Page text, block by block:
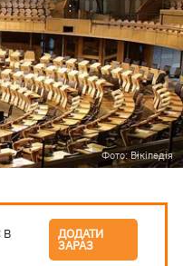
Фото: Вікіпедія
В ДОДАТИ
ЗАРАЗ